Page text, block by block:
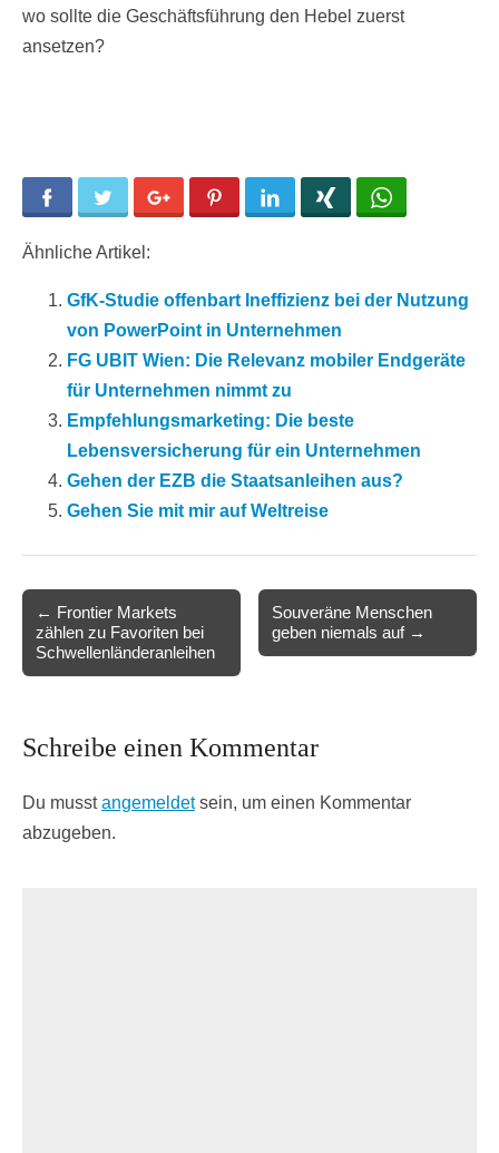
wo sollte die Geschäftsführung den Hebel zuerst
ansetzen?
Facebook Twitter Google+ Pinterest LinkedIn
Ähnliche Artikel:
GfK-Studie offenbart Ineffizienz bei der Nutzung
von PowerPoint in Unternehmen
FG UBIT Wien: Die Relevanz mobiler Endgeräte
für Unternehmen nimmt zu
Empfehlungsmarketing: Die beste
Lebensversicherung für ein Unternehmen
Gehen der EZB die Staatsanleihen aus?
Gehen Sie mit mir auf Weltreise
navigation
← Frontier Markets
zählen zu Favoriten bei
Schwellenländeranleihen
Souveräne Menschen
geben niemals auf →
Schreibe einen Kommentar
Du musstangemeldetsein, um einen Kommentar
abzugeben.